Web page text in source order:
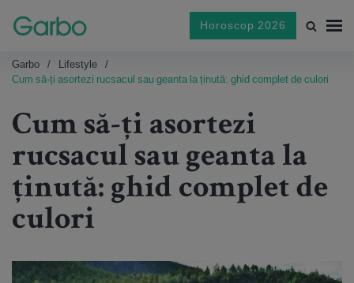
Horoscop 2026
Garbo
Lifestyle
Cum să-ți asortezi rucsacul sau geanta la ținută: ghid complet de culori
Cum să-ți asortezi
rucsacul sau geanta la
ținută: ghid complet de
culori